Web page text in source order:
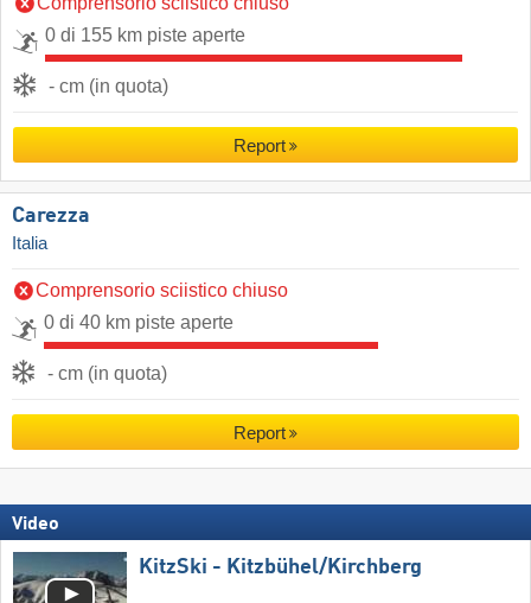
0 di 155 km piste aperte
- cm (in quota)
Report
Carezza
Italia
Comprensorio sciistico chiuso
0 di 40 km piste aperte
- cm (in quota)
Report
Video
KitzSki - Kitzbühel/​Kirchberg